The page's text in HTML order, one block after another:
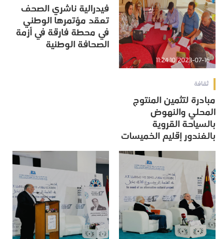
2023-07-16 11:24:10
ثقافة
مبادرة لتثمين المنتوج
المحلي والنهوض
بالسياحة القروية
بالغندور إقليم الخميسات
فيدرالية ناشري الصحف
تعقد مؤتمرها الوطني
في محطة فارقة في أزمة
الصحافة الوطنية